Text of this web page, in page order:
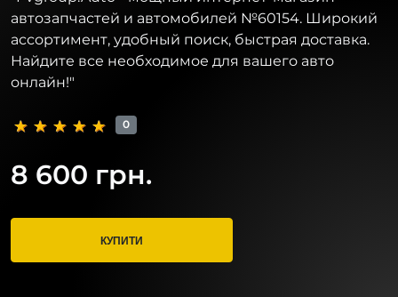
автозапчастей и автомобилей №60154. Широкий
ассортимент, удобный поиск, быстрая доставка.
Найдите все необходимое для вашего авто
онлайн!"
0
8 600 грн.
КУПИТИ